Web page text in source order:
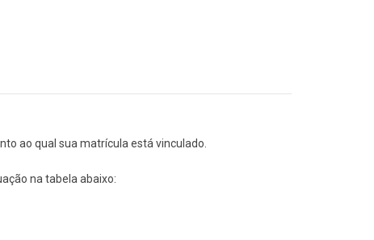
ao qual sua matrícula está vinculado.
na tabela abaixo: